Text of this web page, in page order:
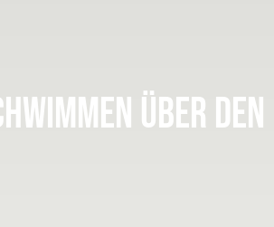
ÜBER DEN